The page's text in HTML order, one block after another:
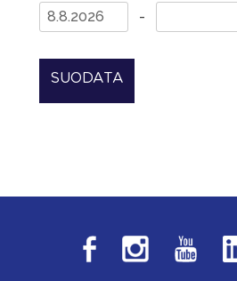
-
SUODATA